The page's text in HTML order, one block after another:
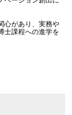
心があり、実務や
士課程への進学を